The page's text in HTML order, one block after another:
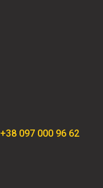
+38 097 000 96 62